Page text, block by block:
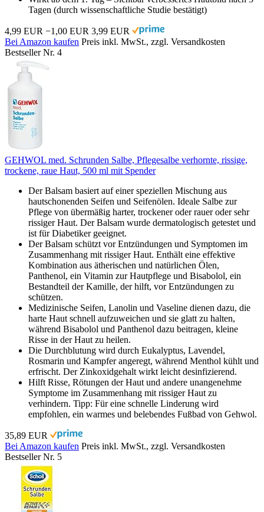
Tagen (durch wissenschaftliche Studie bestätigt)
4,99 EUR −1,00 EUR 3,99 EUR
Bei Amazon kaufen Preis inkl. MwSt., zzgl. Versandkosten
Bestseller Nr. 4
GEHWOL med. Schrunden Salbe, Pflegesalbe verhornte, rissige,
trockene, raue Haut, 500 ml mit Spender
Der Balsam basiert auf einer speziellen Mischung aus
hautschonenden Seifen und Seifenölen. Ideale Salbe zur
Pflege von übermäßig harter, trockener oder rauer oder sehr
rissiger Haut. Der Balsam wurde dermatologisch getestet und
ist für Diabetiker geeignet.
Der Balsam schützt vor Entzündungen und Symptomen im
Zusammenhang mit rissiger Haut. Enthält eine effektive
Kombination aus ätherischen und natürlichen Ölen,
Panthenol, ein Vitamin zur Hautpflege und Bisabolol, ein
Bestandteil der Kamille, der hilft, vor Entzündungen zu
schützen.
Medizinische Seifen, Lanolin und Vaseline dienen dazu, die
harte Haut schnell aufzuweichen und sie glatt zu halten,
während Bisabolol und Panthenol dazu beitragen, kleine
Risse in der Haut zu heilen.
Die Durchblutung wird durch Eukalyptus, Lavendel,
Rosmarin und Kampfer angeregt, während Menthol kühlt und
erfrischt. Der Zinkoxidgehalt wirkt leicht desinfizierend.
Hilft Risse, Rötungen der Haut und andere unangenehme
Symptome im Zusammenhang mit rissiger Haut zu
verhindern. Tipp: Für eine schnelle Linderung wird
empfohlen, ein warmes und belebendes Fußbad von Gehwol.
35,89 EUR
Bei Amazon kaufen Preis inkl. MwSt., zzgl. Versandkosten
Bestseller Nr. 5